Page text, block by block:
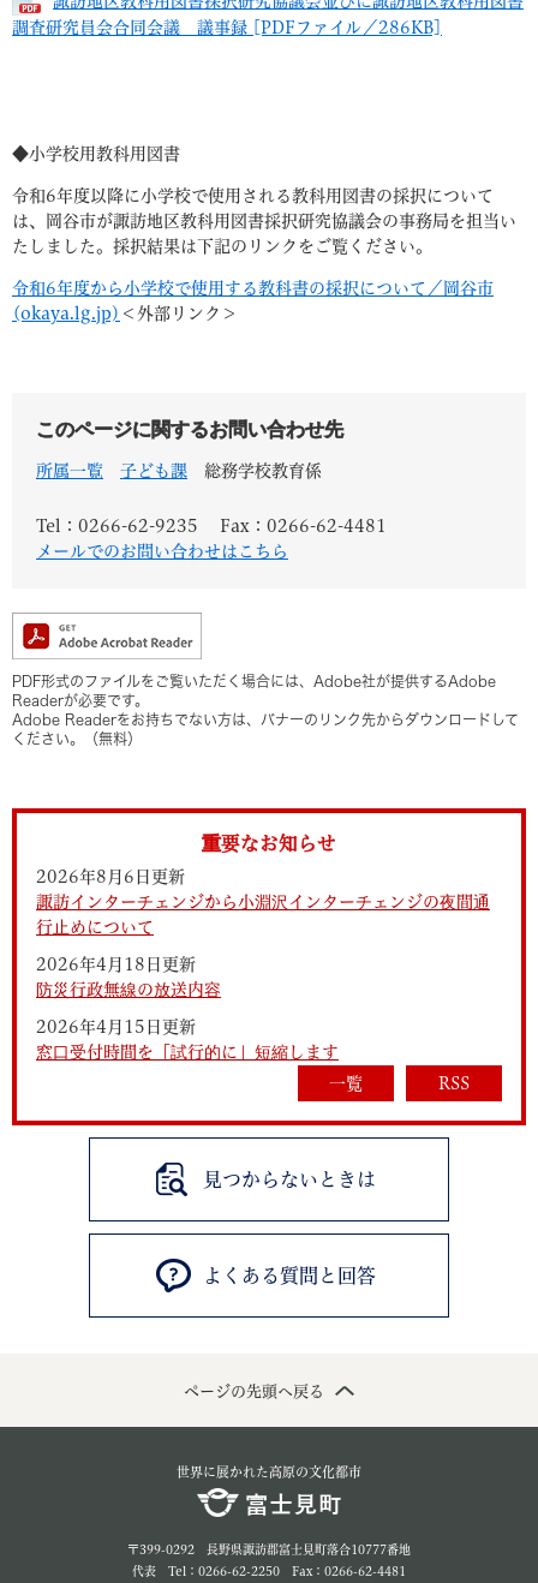
調査研究員会合同会議 議事録 [PDFファイル／286KB]
◆小学校用教科用図書
令和6年度以降に小学校で使用される教科用図書の採択について
は、岡谷市が諏訪地区教科用図書採択研究協議会の事務局を担当い
たしました。採択結果は下記のリンクをご覧ください。
令和6年度から小学校で使用する教科書の採択について／岡谷市
(okaya.lg.jp) ＜外部リンク＞
このページに関するお問い合わせ先
所属一覧 子ども課 総務学校教育係
Tel：0266-62-9235
Fax：0266-62-4481
メールでのお問い合わせはこちら
PDF形式のファイルをご覧いただく場合には、Adobe社が提供するAdobe
Readerが必要です。
Adobe Readerをお持ちでない方は、バナーのリンク先からダウンロードして
ください。（無料）
重要なお知らせ
2026年8月6日更新
諏訪インターチェンジから小淵沢インターチェンジの夜間通
行止めについて
2026年4月18日更新
防災行政無線の放送内容
2026年4月15日更新
窓口受付時間を「試行的に」短縮します
一覧
RSS
見つからないときは
よくある質問と回答
ページの先頭へ戻る
世界に展かれた高原の文化都市
〒399-0292 長野県諏訪郡富士見町落合10777番地
代表 Tel：0266-62-2250 Fax：0266-62-4481